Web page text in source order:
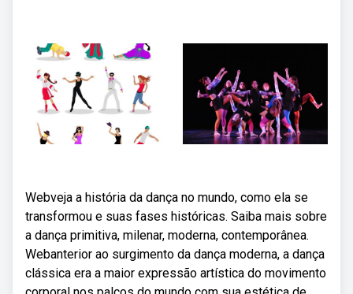
Webveja a história da dança no mundo, como ela se
transformou e suas fases históricas. Saiba mais sobre
a dança primitiva, milenar, moderna, contemporânea.
Webanterior ao surgimento da dança moderna, a dança
clássica era a maior expressão artística do movimento